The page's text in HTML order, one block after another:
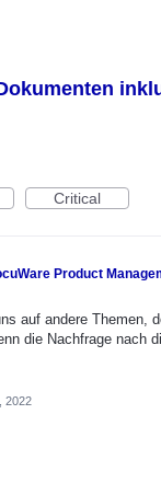
Critical
Product
auf andere Themen,
die Nachfrage nach
2022